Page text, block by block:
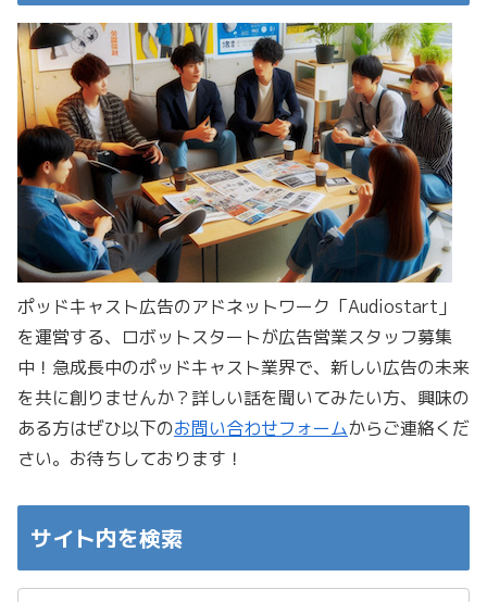
ポッドキャスト広告のアドネットワーク「Audiostart」
を運営する、ロボットスタートが広告営業スタッフ募集
中！急成長中のポッドキャスト業界で、新しい広告の未来
を共に創りませんか？詳しい話を聞いてみたい方、興味の
ある方はぜひ以下のお問い合わせフォームからご連絡くだ
さい。お待ちしております！
サイト内を検索